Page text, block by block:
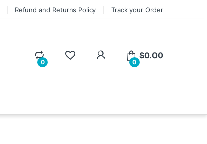
Refund and Returns Policy Track your Order
0
My Account
0
$0.00